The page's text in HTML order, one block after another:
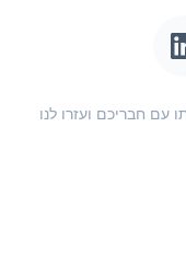
חבריכם ועזרו לנו